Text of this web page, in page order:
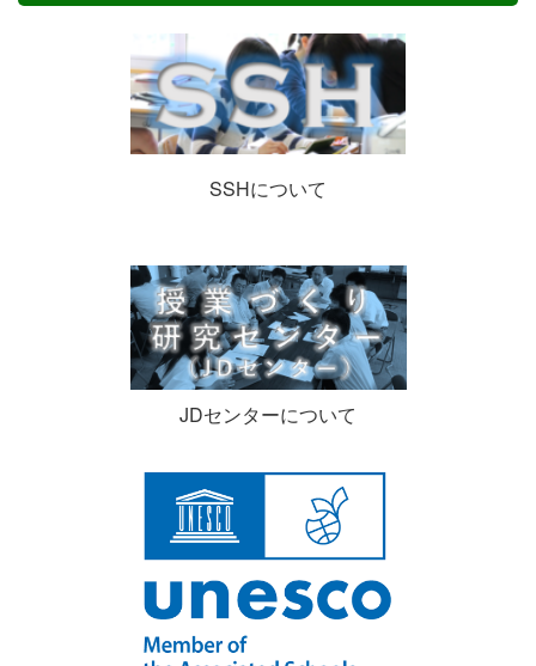
SSHについて
JDセンターについて